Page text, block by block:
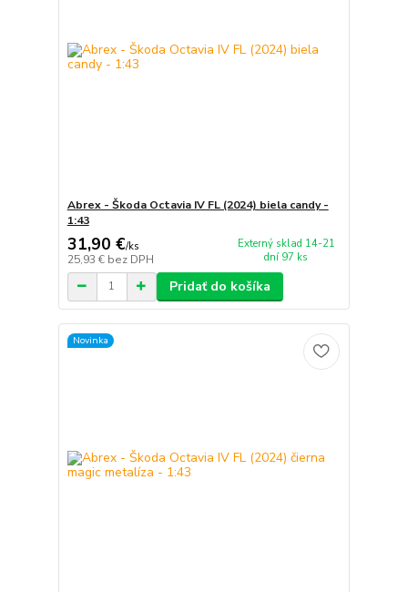
Abrex - Škoda Octavia IV FL (2024) biela candy -
1:43
31,90 €/ks
25,93 € bez DPH
Externý sklad 14-21
dní 97 ks
Pridať do košíka
Novinka